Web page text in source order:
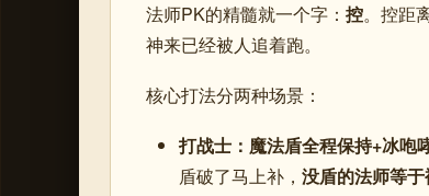
法师PK的精髓就一个字： 控。控距
神来已经被人追着跑。
核心打法分两种场景：
打战士：魔法盾全程保持+冰咆
盾破了马上补， 没盾的法师等